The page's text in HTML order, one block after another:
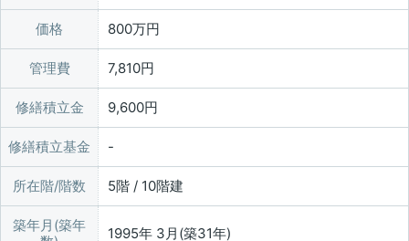
価格 800万円
管理費 7,810円
修繕積立金 9,600円
修繕積立基金
所在階/階数 5階 / 10階建
築年月(築年
1995年 3月(築31年)